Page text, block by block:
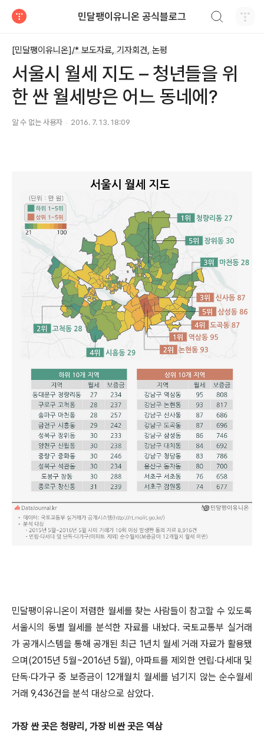
민달팽이유니온 공식블로그
[민달팽이유니온]/* 보도자료, 기자회견, 논평
서울시 월세 지도 – 청년들을 위
한 싼 월세방은 어느 동네에?
알 수 없는 사용자 2016. 7. 13. 18:09
민달팽이유니온이 저렴한 월세를 찾는 사람들이 참고할 수 있도록
서울시의 동별 월세를 분석한 자료를 내놨다. 국토교통부 실거래
가 공개시스템을 통해 공개된 최근 1년치 월세 거래 자료가 활용됐
으며(2015년 5월~2016년 5월), 아파트를 제외한 연립·다세대 및
단독·다가구 중 보증금이 12개월치 월세를 넘기지 않는 순수월세
거래 9,436건을 분석 대상으로 삼았다.
가장 싼 곳은 청량리, 가장 비싼 곳은 역삼